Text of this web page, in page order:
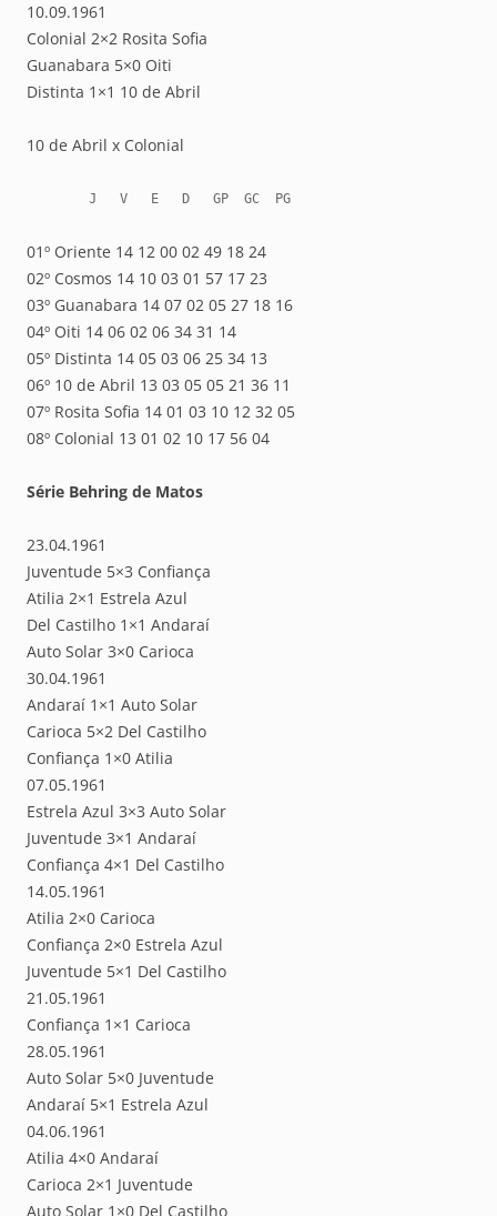
10.09.1961
Colonial 2×2 Rosita Sofia
Guanabara 5×0 Oiti
Distinta 1×1 10 de Abril
10 de Abril x Colonial
        J   V   E   D   GP  GC  PG
01º Oriente 14 12 00 02 49 18 24
02º Cosmos 14 10 03 01 57 17 23
03º Guanabara 14 07 02 05 27 18 16
04º Oiti 14 06 02 06 34 31 14
05º Distinta 14 05 03 06 25 34 13
06º 10 de Abril 13 03 05 05 21 36 11
07º Rosita Sofia 14 01 03 10 12 32 05
08º Colonial 13 01 02 10 17 56 04
Série Behring de Matos
23.04.1961
Juventude 5×3 Confiança
Atilia 2×1 Estrela Azul
Del Castilho 1×1 Andaraí
Auto Solar 3×0 Carioca
30.04.1961
Andaraí 1×1 Auto Solar
Carioca 5×2 Del Castilho
Confiança 1×0 Atilia
07.05.1961
Estrela Azul 3×3 Auto Solar
Juventude 3×1 Andaraí
Confiança 4×1 Del Castilho
14.05.1961
Atilia 2×0 Carioca
Confiança 2×0 Estrela Azul
Juventude 5×1 Del Castilho
21.05.1961
Confiança 1×1 Carioca
28.05.1961
Auto Solar 5×0 Juventude
Andaraí 5×1 Estrela Azul
04.06.1961
Atilia 4×0 Andaraí
Carioca 2×1 Juventude
Auto Solar 1×0 Del Castilho